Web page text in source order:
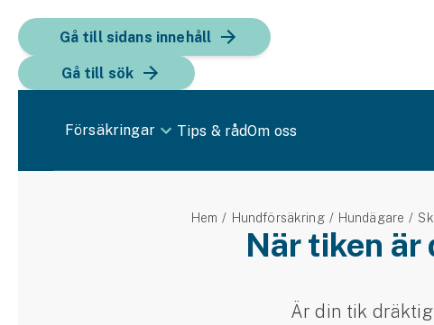
Gå till sidans innehåll
Gå till sök
Försäkringar Tips & rådOm oss
Hem Hundförsäkring Hundägare
När tiken är
Är din tik